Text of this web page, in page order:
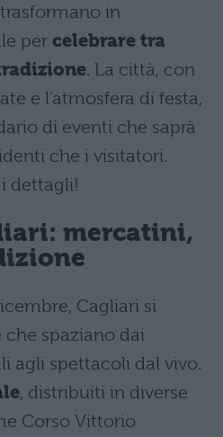
in
per celebrare tra
. La città, con
e l’atmosfera di festa,
di eventi che saprà
che i visitatori.
dettagli!
mercatini,
Cagliari si
spaziano dai
agli spettacoli dal vivo.
, distribuiti in diverse
Corso Vittorio